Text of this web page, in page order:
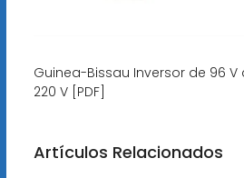
Guinea-Bissau Inversor de 96
220 V [PDF]
Artículos Relacionados